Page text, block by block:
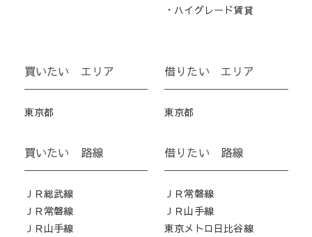
・ハイグレード賃貸
買いたい エリア
東京都
買いたい 路線
ＪＲ総武線
ＪＲ常磐線
ＪＲ山手線
借りたい エリア
東京都
借りたい 路線
ＪＲ常磐線
ＪＲ山手線
東京メトロ日比谷線